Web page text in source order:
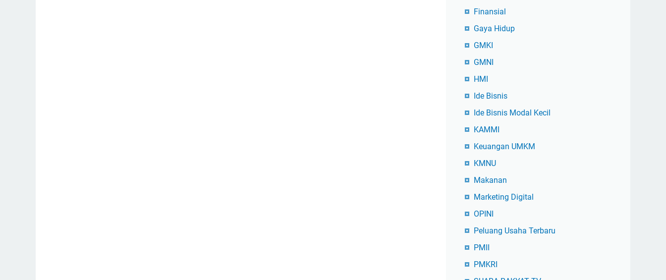
Finansial
Gaya Hidup
GMKI
GMNI
HMI
Ide Bisnis
Ide Bisnis Modal Kecil
KAMMI
Keuangan UMKM
KMNU
Makanan
Marketing Digital
OPINI
Peluang Usaha Terbaru
PMII
PMKRI